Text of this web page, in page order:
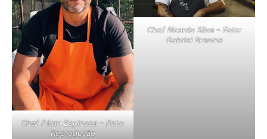
Chef Fábio Espinosa – Foto:
Reprodução
Chef Ricardo Silva – Foto:
Gabriel Brawne